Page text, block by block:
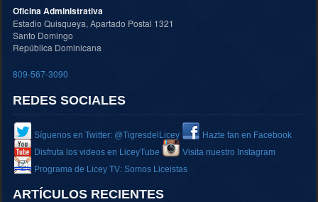
Oficina Administrativa
Estadio Quisqueya, Apartado Postal 1321
Santo Domingo
República Dominicana
809-567-3090
REDES SOCIALES
Síguenos en Twitter: @TigresdelLicey
Hazte fan en Facebook
Disfruta los videos en LiceyTube
Visita nuestro Instagram
Programa de Licey TV: Somos Liceistas
ARTÍCULOS RECIENTES